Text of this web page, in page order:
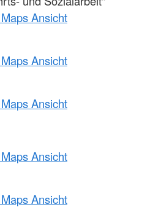
Ansicht
Ansicht
Ansicht
Ansicht
Ansicht